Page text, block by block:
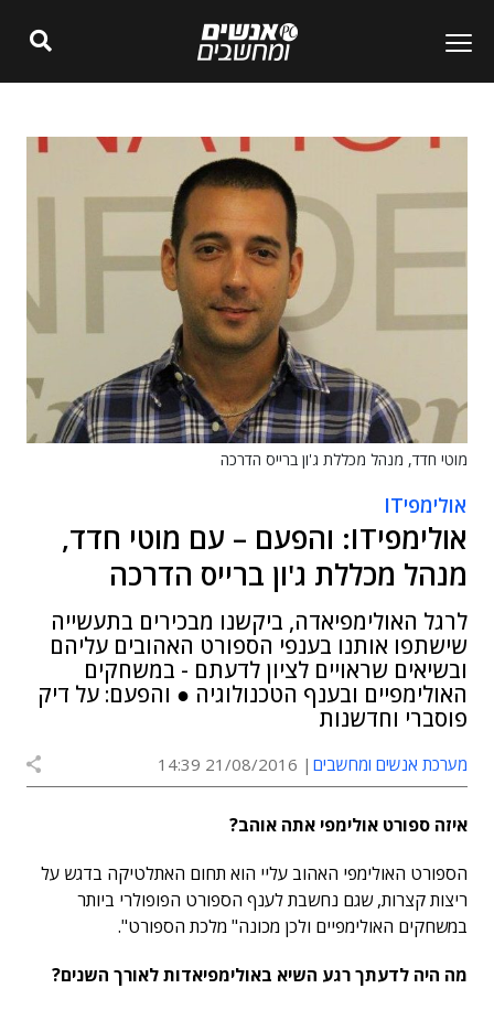
מוטי חדד, מנהל מכללת ג'ון ברייס הדרכה
אולימפיIT
אולימפיIT: והפעם – עם מוטי חדד,
מנהל מכללת ג'ון ברייס הדרכה
לרגל האולימפיאדה, ביקשנו מבכירים בתעשייה
שישתפו אותנו בענפי הספורט האהובים עליהם
ובשיאים שראויים לציון לדעתם - במשחקים
האולימפיים ובענף הטכנולוגיה ● והפעם: על דיק
פוסברי וחדשנות
מערכת אנשים ומחשבים 21/08/2016 14:39
איזה ספורט אולימפי אתה אוהב?
הספורט האולימפי האהוב עליי הוא תחום האתלטיקה בדגש על
ריצות קצרות, שגם נחשבת לענף הספורט הפופולרי ביותר
במשחקים האולימפיים ולכן מכונה" מלכת הספורט".
מה היה לדעתך רגע השיא באולימפיאדות לאורך השנים?